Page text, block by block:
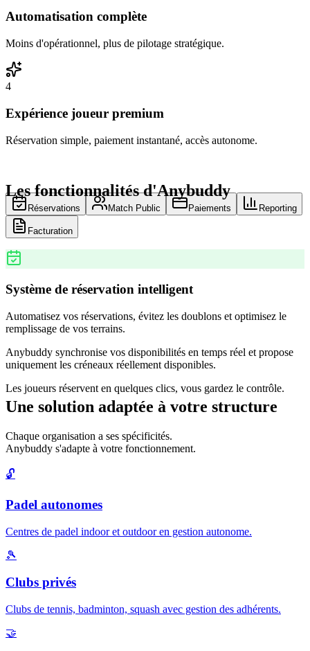
Automatisation complète
Moins d'opérationnel, plus de pilotage stratégique.
4
Expérience joueur premium
Réservation simple, paiement instantané, accès autonome.
Les fonctionnalités d'Anybuddy
Réservations Match Public Paiements Reporting
Facturation
Système de réservation intelligent
Automatisez vos réservations, évitez les doublons et optimisez le
remplissage de vos terrains.
Anybuddy synchronise vos disponibilités en temps réel et propose
uniquement les créneaux réellement disponibles.
Les joueurs réservent en quelques clics, vous gardez le contrôle.
Une solution adaptée à votre structure
Chaque organisation a ses spécificités.
Anybuddy s'adapte à votre fonctionnement.
🔓
Padel autonomes
Centres de padel indoor et outdoor en gestion autonome.
🎾
Clubs privés
Clubs de tennis, badminton, squash avec gestion des adhérents.
🤝